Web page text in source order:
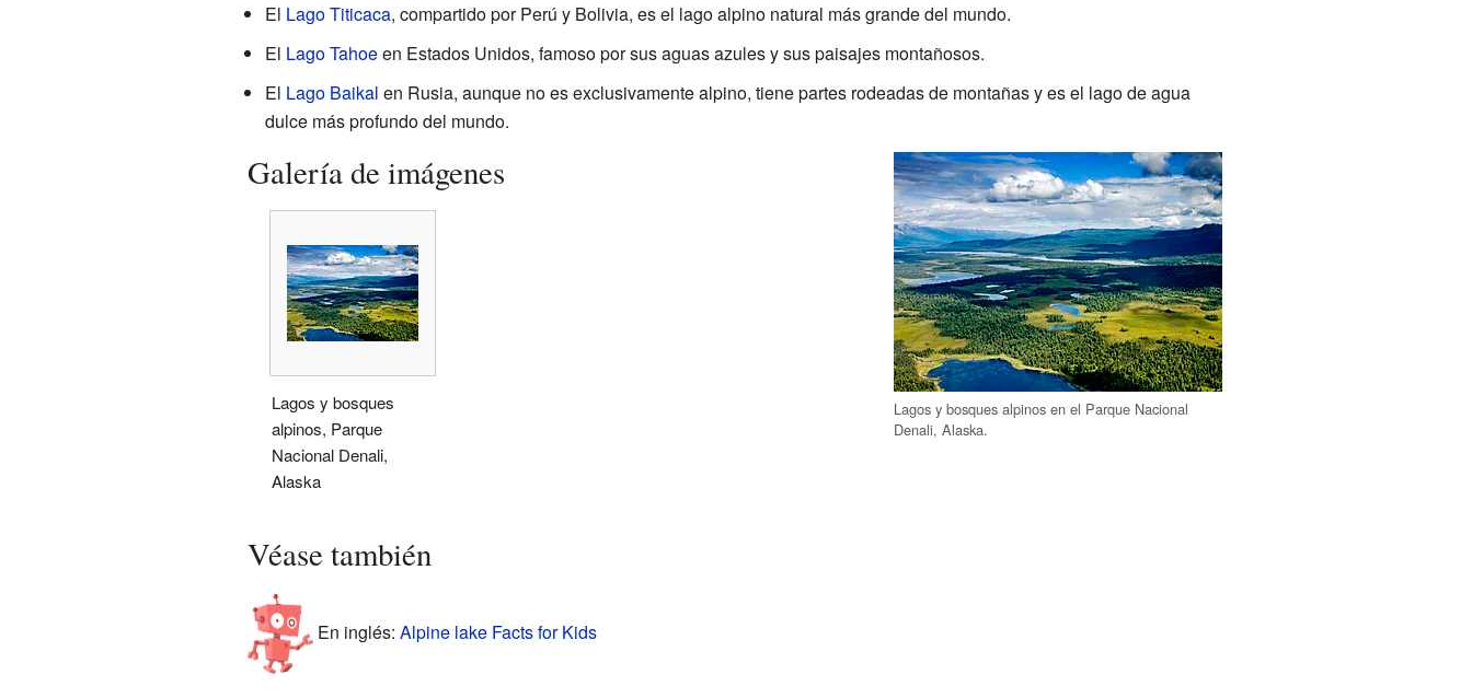
El Lago Titicaca, compartido por Perú y Bolivia, es el lago alpino natural más grande del mundo.
El Lago Tahoeen Estados Unidos, famoso por sus aguas azules y sus paisajes montañosos.
El Lago Baikal en Rusia, aunque no es exclusivamente alpino, tiene partes rodeadas de montañas y es el lago de agua
dulce más profundo del mundo.
Lagos y bosques alpinos en el Parque Nacional
Denali, Alaska.
Galería de imágenes
Lagos y bosques
alpinos, Parque
Nacional Denali,
Alaska
Véase también
En inglés: Alpine lake Facts for Kids